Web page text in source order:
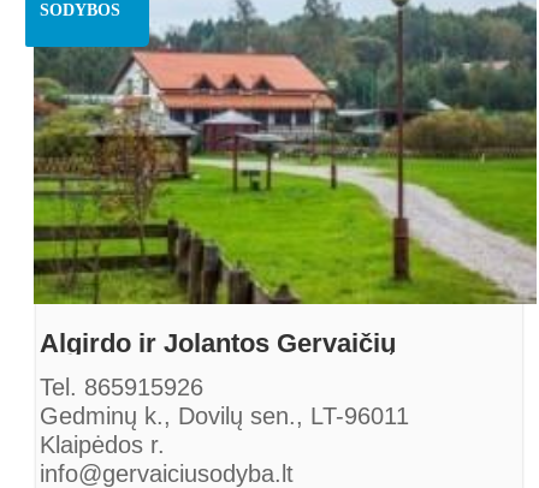
SODYBOS
Algirdo ir Jolantos Gervaičių
Tel. 865915926
Gedminų k., Dovilų sen., LT-96011
Klaipėdos r.
info@gervaiciusodyba.lt